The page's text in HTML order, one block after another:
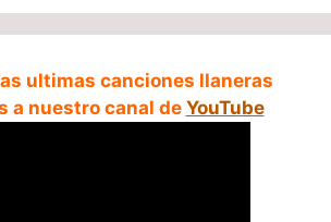
ultimas canciones llaneras
a nuestro canal de YouTube